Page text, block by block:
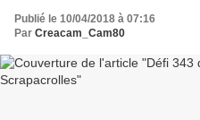
Publié le 10/04/2018 à 07:16
Par Creacam_Cam80